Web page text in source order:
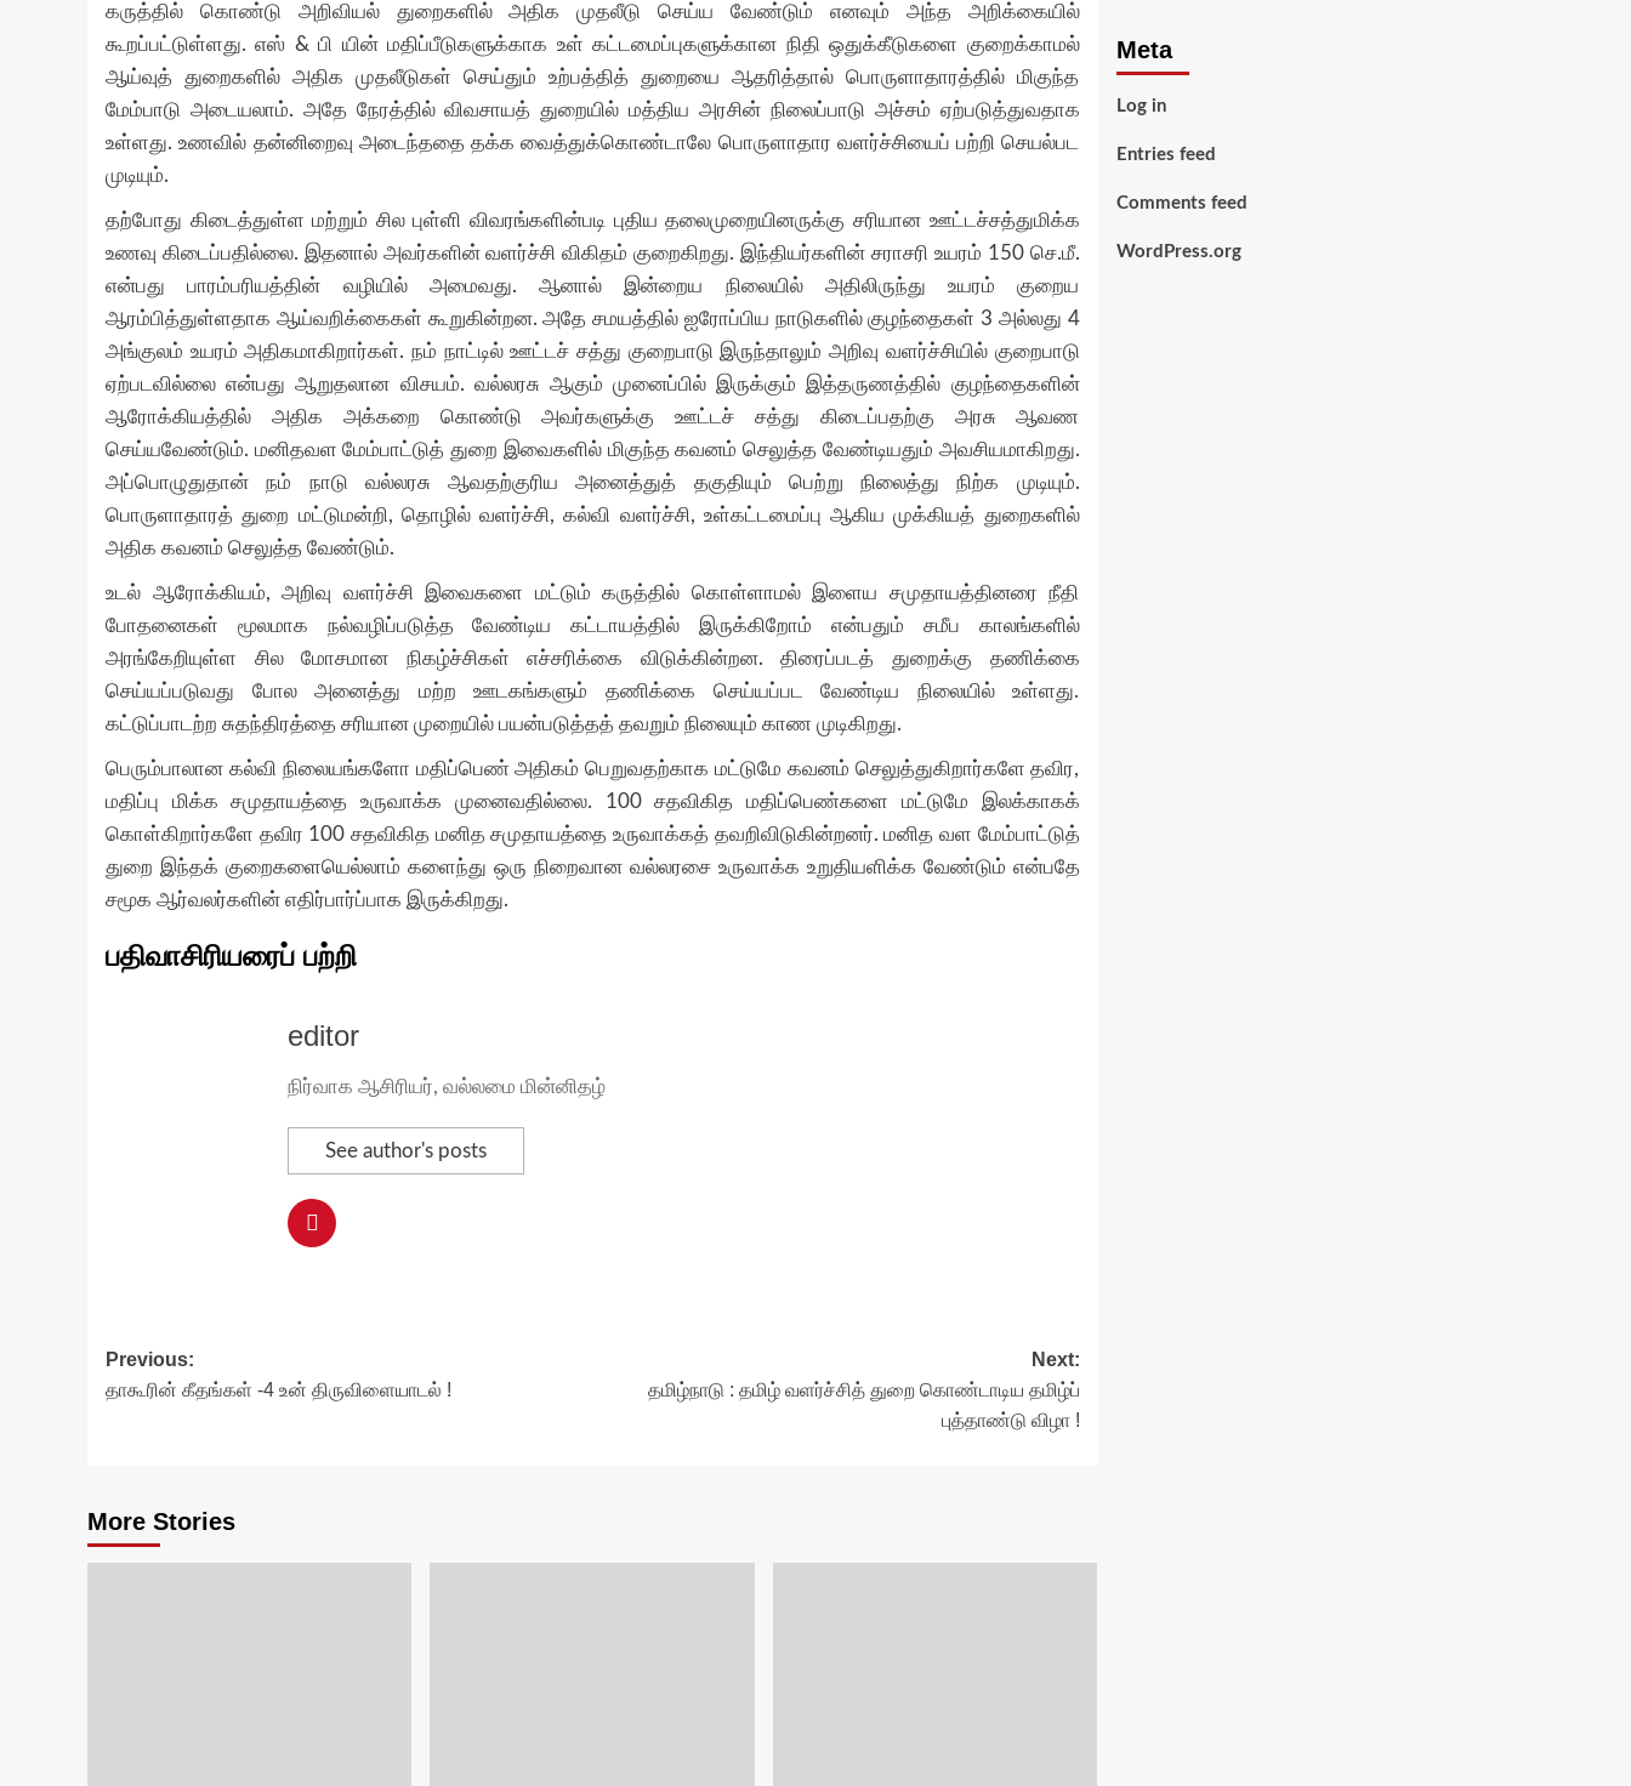
கருத்தில் கொண்டு அறிவியல் துறைகளில் அதிக முதலீடு செய்ய வேண்டும் எனவும் அந்த அறிக்கையில்
கூறப்பட்டுள்ளது. எஸ் & பி யின் மதிப்பீடுகளுக்காக உள் கட்டமைப்புகளுக்கான நிதி ஒதுக்கீடுகளை குறைக்காமல்
ஆய்வுத் துறைகளில் அதிக முதலீடுகள் செய்தும் உற்பத்தித் துறையை ஆதரித்தால் பொருளாதாரத்தில் மிகுந்த
மேம்பாடு அடையலாம். அதே நேரத்தில் விவசாயத் துறையில் மத்திய அரசின் நிலைப்பாடு அச்சம் ஏற்படுத்துவதாக
உள்ளது. உணவில் தன்னிறைவு அடைந்ததை தக்க வைத்துக்கொண்டாலே பொருளாதார வளர்ச்சியைப் பற்றி செயல்பட
முடியும்.
தற்போது கிடைத்துள்ள மற்றும் சில புள்ளி விவரங்களின்படி புதிய தலைமுறையினருக்கு சரியான ஊட்டச்சத்துமிக்க
உணவு கிடைப்பதில்லை. இதனால் அவர்களின் வளர்ச்சி விகிதம் குறைகிறது. இந்தியர்களின் சராசரி உயரம் 150 செ.மீ.
என்பது பாரம்பரியத்தின் வழியில் அமைவது. ஆனால் இன்றைய நிலையில் அதிலிருந்து உயரம் குறைய
ஆரம்பித்துள்ளதாக ஆய்வறிக்கைகள் கூறுகின்றன. அதே சமயத்தில் ஐரோப்பிய நாடுகளில் குழந்தைகள் 3 அல்லது 4
அங்குலம் உயரம் அதிகமாகிறார்கள். நம் நாட்டில் ஊட்டச் சத்து குறைபாடு இருந்தாலும் அறிவு வளர்ச்சியில் குறைபாடு
ஏற்படவில்லை என்பது ஆறுதலான விசயம். வல்லரசு ஆகும் முனைப்பில் இருக்கும் இத்தருணத்தில் குழந்தைகளின்
ஆரோக்கியத்தில் அதிக அக்கறை கொண்டு அவர்களுக்கு ஊட்டச் சத்து கிடைப்பதற்கு அரசு ஆவண
செய்யவேண்டும். மனிதவள மேம்பாட்டுத் துறை இவைகளில் மிகுந்த கவனம் செலுத்த வேண்டியதும் அவசியமாகிறது.
அப்பொழுதுதான் நம் நாடு வல்லரசு ஆவதற்குரிய அனைத்துத் தகுதியும் பெற்று நிலைத்து நிற்க முடியும்.
பொருளாதாரத் துறை மட்டுமன்றி, தொழில் வளர்ச்சி, கல்வி வளர்ச்சி, உள்கட்டமைப்பு ஆகிய முக்கியத் துறைகளில்
அதிக கவனம் செலுத்த வேண்டும்.
உடல் ஆரோக்கியம், அறிவு வளர்ச்சி இவைகளை மட்டும் கருத்தில் கொள்ளாமல் இளைய சமுதாயத்தினரை நீதி
போதனைகள் மூலமாக நல்வழிப்படுத்த வேண்டிய கட்டாயத்தில் இருக்கிறோம் என்பதும் சமீப காலங்களில்
அரங்கேறியுள்ள சில மோசமான நிகழ்ச்சிகள் எச்சரிக்கை விடுக்கின்றன. திரைப்படத் துறைக்கு தணிக்கை
செய்யப்படுவது போல அனைத்து மற்ற ஊடகங்களும் தணிக்கை செய்யப்பட வேண்டிய நிலையில் உள்ளது.
கட்டுப்பாடற்ற சுதந்திரத்தை சரியான முறையில் பயன்படுத்தத் தவறும் நிலையும் காண முடிகிறது.
பெரும்பாலான கல்வி நிலையங்களோ மதிப்பெண் அதிகம் பெறுவதற்காக மட்டுமே கவனம் செலுத்துகிறார்களே தவிர,
மதிப்பு மிக்க சமுதாயத்தை உருவாக்க முனைவதில்லை. 100 சதவிகித மதிப்பெண்களை மட்டுமே இலக்காகக்
கொள்கிறார்களே தவிர 100 சதவிகித மனித சமுதாயத்தை உருவாக்கத் தவறிவிடுகின்றனர். மனித வள மேம்பாட்டுத்
துறை இந்தக் குறைகளையெல்லாம் களைந்து ஒரு நிறைவான வல்லரசை உருவாக்க உறுதியளிக்க வேண்டும் என்பதே
சமூக ஆர்வலர்களின் எதிர்பார்ப்பாக இருக்கிறது.
பதிவாசிரியரைப் பற்றி
editor
நிர்வாக ஆசிரியர், வல்லமை மின்னிதழ்
See author's posts
Post
navigation
Previous:
தாகூரின் கீதங்கள் -4 உன் திருவிளையாடல் !
Next:
தமிழ்நாடு : தமிழ் வளர்ச்சித் துறை கொண்டாடிய தமிழ்ப்
புத்தாண்டு விழா !
More Stories
Meta
Log in
Entries feed
Comments feed
WordPress.org